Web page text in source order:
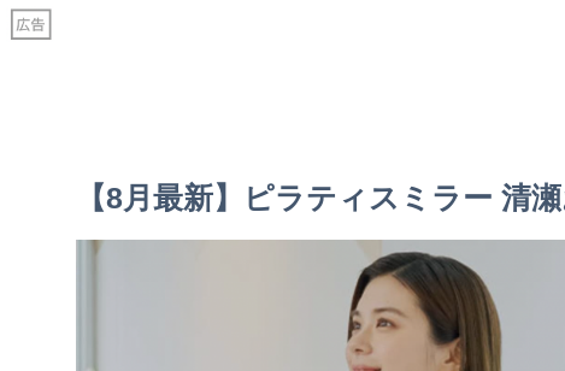
【8月最新】ピラティスミラー 清